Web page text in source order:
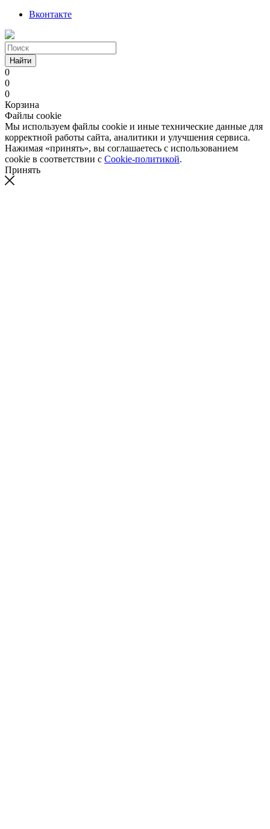
Вконтакте
Найти
0
0
0
Корзина
Файлы cookie
Мы используем файлы cookie и иные технические данные для
корректной работы сайта, аналитики и улучшения сервиса.
Нажимая «принять», вы соглашаетесь с использованием
cookie в соответствии с Cookie-политикой.
Принять